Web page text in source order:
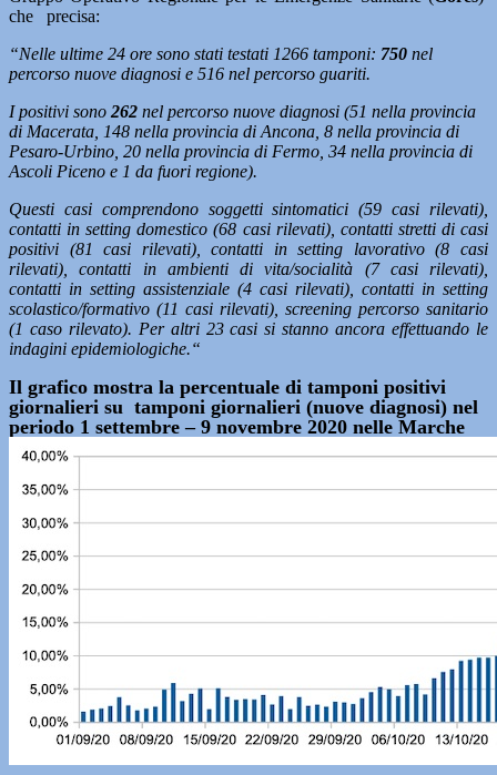
che precisa:
“Nelle ultime 24 ore sono stati testati 1266 tamponi: 750 nel
percorso nuove diagnosi e 516 nel percorso guariti.
I positivi sono 262 nel percorso nuove diagnosi (51 nella provincia
di Macerata, 148 nella provincia di Ancona, 8 nella provincia di
Pesaro-Urbino, 20 nella provincia di Fermo, 34 nella provincia di
Ascoli Piceno e 1 da fuori regione).
Questi casi comprendono soggetti sintomatici (59 casi rilevati),
contatti in setting domestico (68 casi rilevati), contatti stretti di casi
positivi (81 casi rilevati), contatti in setting lavorativo (8 casi
rilevati), contatti in ambienti di vita/socialità (7 casi rilevati),
contatti in setting assistenziale (4 casi rilevati), contatti in setting
scolastico/formativo (11 casi rilevati), screening percorso sanitario
(1 caso rilevato). Per altri 23 casi si stanno ancora effettuando le
indagini epidemiologiche.“
Il grafico mostra la percentuale di tamponi positivi
giornalieri su tamponi giornalieri (nuove diagnosi) nel
periodo 1 settembre – 9 novembre 2020 nelle Marche